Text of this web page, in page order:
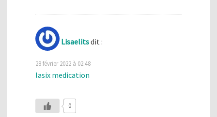
Lisaelitsdit :
28 février 2022 à 02:48
lasix medication
0